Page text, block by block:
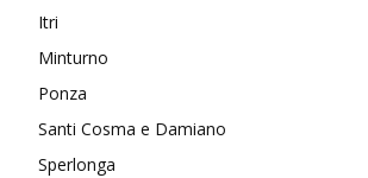
Itri
Minturno
Ponza
Santi Cosma e Damiano
Sperlonga